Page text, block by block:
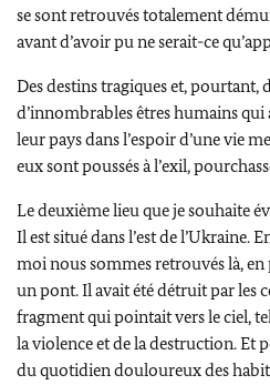
se sont retrouvés totalement
avant d’avoir pu ne serait-ce
Des destins tragiques et, pourtant,
d’innombrables êtres humains
leur pays dans l’espoir d’une vie
eux sont poussés à l’exil,
Le deuxième lieu que je souhaite
Il est situé dans l’est de l’Ukraine.
moi nous sommes retrouvés là, en
un pont. Il avait été détruit par les
fragment qui pointait vers le ciel,
la violence et de la destruction. Et
du quotidien douloureux des